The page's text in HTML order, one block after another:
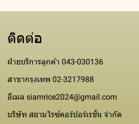
ติดต่อ
ฝ่ายบริการลูกค้า 043-030136
สาขากรุงเทพ 02-3217988
อีเมล siamrice2024@gmail.com
บริษัท สยามไรซ์คอร์ปอร์เรชั่น จำกัด